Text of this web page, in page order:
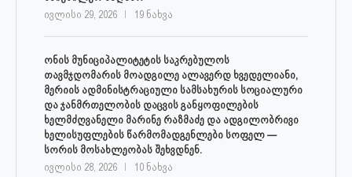
ივლისი 29, 2026 19 ნახვა
ონის მუნიციპალიტეტის საკრებულოს
თავმჯდომარის მოადგილე ალავერდ ხვედელიანი,
მერიის ადმინისტრაციული სამსახურის სოციალური
და ჯანმრთელობის დაცვის განყოფილების
ხელმძღვანელი მარინე რაზმაძე და ადგილობრივი
ხელისუფლების წარმომადგენლები სოფელ —
სორის მოსახლეობას შეხვდნენ.
ივლისი 28, 2026 10 ნახვა